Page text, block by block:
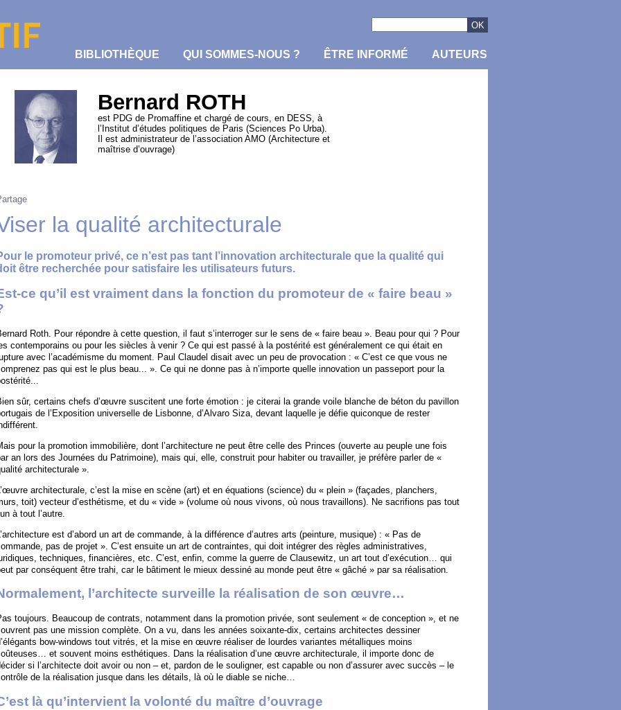
BIBLIOTHÈQUE QUI SOMMES-NOUS ? ÊTRE INFORMÉ AUTEURS
Bernard ROTH
est PDG de Promaffine et chargé de cours, en DESS, à
l’Institut d’études politiques de Paris (Sciences Po Urba).
Il est administrateur de l’association AMO (Architecture et
maîtrise d’ouvrage)
la qualité architecturale
le promoteur privé, ce n’est pas tant l’innovation architecturale que la qualité qui
être recherchée pour satisfaire les utilisateurs futurs.
ce qu’il est vraiment dans la fonction du promoteur de « faire beau »
Roth. Pour répondre à cette question, il faut s’interroger sur le sens de « faire beau ». Beau pour qui ? Pour
contemporains ou pour les siècles à venir ? Ce qui est passé à la postérité est généralement ce qui était en
avec l’académisme du moment. Paul Claudel disait avec un peu de provocation : « C’est ce que vous ne
pas qui est le plus beau... ». Ce qui ne donne pas à n’importe quelle innovation un passeport pour la
sûr, certains chefs d’œuvre suscitent une forte émotion : je citerai la grande voile blanche de béton du pavillon
de l’Exposition universelle de Lisbonne, d’Alvaro Siza, devant laquelle je défie quiconque de rester
pour la promotion immobilière, dont l’architecture ne peut être celle des Princes (ouverte au peuple une fois
an lors des Journées du Patrimoine), mais qui, elle, construit pour habiter ou travailler, je préfère parler de «
architecturale ».
L’œuvre architecturale, c’est la mise en scène (art) et en équations (science) du « plein » (façades, planchers,
toit) vecteur d’esthétisme, et du « vide » (volume où nous vivons, où nous travaillons). Ne sacrifions pas tout
à tout l’autre.
est d’abord un art de commande, à la différence d’autres arts (peinture, musique) : « Pas de
pas de projet ». C’est ensuite un art de contraintes, qui doit intégrer des règles administratives,
techniques, financières, etc. C’est, enfin, comme la guerre de Clausewitz, un art tout d’exécution… qui
par conséquent être trahi, car le bâtiment le mieux dessiné au monde peut être « gâché » par sa réalisation.
l’architecte surveille la réalisation de son œuvre…
toujours. Beaucoup de contrats, notamment dans la promotion privée, sont seulement « de conception », et ne
pas une mission complète. On a vu, dans les années soixante-dix, certains architectes dessiner
bow-windows tout vitrés, et la mise en œuvre réaliser de lourdes variantes métalliques moins
et souvent moins esthétiques. Dans la réalisation d’une œuvre architecturale, il importe donc de
si l’architecte doit avoir ou non – et, pardon de le souligner, est capable ou non d’assurer avec succès – le
de la réalisation jusque dans les détails, là où le diable se niche…
là qu’intervient la volonté du maître d’ouvrage